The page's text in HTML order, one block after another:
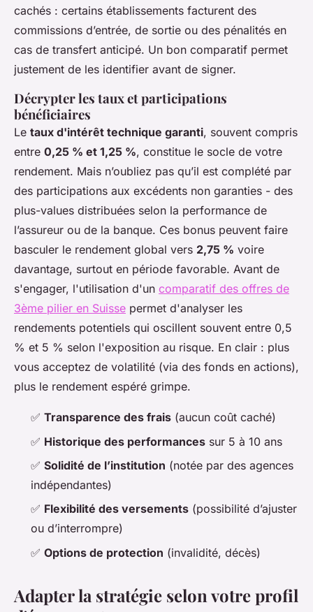
cachés : certains établissements facturent des
commissions d’entrée, de sortie ou des pénalités en
cas de transfert anticipé. Un bon comparatif permet
justement de les identifier avant de signer.
Décrypter les taux et participations
bénéficiaires
Le taux d'intérêt technique garanti, souvent compris
entre 0,25 % et 1,25 %, constitue le socle de votre
rendement. Mais n’oubliez pas qu’il est complété par
des participations aux excédents non garanties - des
plus-values distribuées selon la performance de
l’assureur ou de la banque. Ces bonus peuvent faire
basculer le rendement global vers 2,75 % voire
davantage, surtout en période favorable. Avant de
s'engager, l'utilisation d'un comparatif des offres de
3ème pilier en Suisse permet d'analyser les
rendements potentiels qui oscillent souvent entre 0,5
% et 5 % selon l'exposition au risque. En clair : plus
vous acceptez de volatilité (via des fonds en actions),
plus le rendement espéré grimpe.
✅ Transparence des frais (aucun coût caché)
✅ Historique des performances sur 5 à 10 ans
✅ Solidité de l’institution (notée par des agences
indépendantes)
✅ Flexibilité des versements (possibilité d’ajuster
ou d’interrompre)
✅ Options de protection (invalidité, décès)
Adapter la stratégie selon votre profil